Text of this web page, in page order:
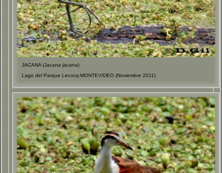
JACANA (Jacana jacana)
Lago del Parque Lecocq-MONTEVIDEO (Noviembre 2011)